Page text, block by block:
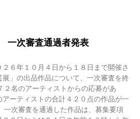
一次審査通過者発表
６年１０月４日から１８日まで開催さ
」の出品作品について、一次審査を終
２名のアーティストからの応募があ
アーティストの合計４２０点の作品が一
一次審査を通過した作品は、募集要項